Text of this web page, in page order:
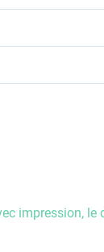
impression, le